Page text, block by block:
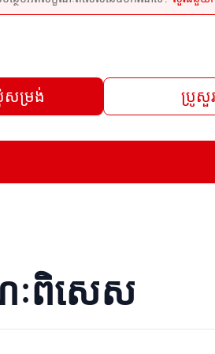
សម្រង់ ប្រូសួរ
ៈពិសេស